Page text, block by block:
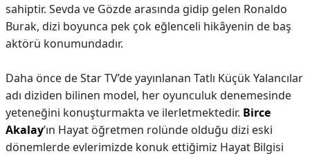
sahiptir. Sevda ve Gözde arasında gidip gelen Ronaldo
Burak, dizi boyunca pek çok eğlenceli hikâyenin de baş
aktörü konumundadır.
Daha önce de Star TV’de yayınlanan Tatlı Küçük Yalancılar
adı diziden bilinen model, her oyunculuk denemesinde
yeteneğini konuşturmakta ve ilerletmektedir. Birce
Akalay’ın Hayat öğretmen rolünde olduğu dizi eski
dönemlerde evlerimizde konuk ettiğimiz Hayat Bilgisi